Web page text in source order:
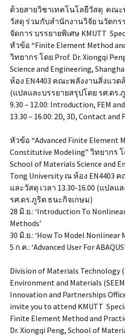
ด้วยสายวิชาเทคโนโลยีวัสดุ คณ
วัสดุ ร่วมกับสำนักงานวิจัย นวัตก
จัดการ บรรยายพิเศษ KMUTT
หัวข้อ “Finite Element Method
วิทยากร โดย Prof. Dr. Xiongqi
Science and Engineering,
ห้อง EN4403 คณะพลังงานสิ่งแวด
(แปลและบรรยายสรุปโดย รศ.ดร.
9.30 – 12.00: Introduction, FEM and
13.30 – 16.00: 2D, 3D, Contact
หัวข้อ “Advanced Finite Element
Constitutive Modeling” วิทยากร โ
School of Materials Science and
Tong University ณ ห้อง EN4403
และวัสดุ เวลา 13.30-16.00 (แปล
รศ.ดร.ภูริต ธนะกิจเกษม)
28 มิ.ย.: ‘Introduction To
Methods’
30 มิ.ย.: ‘How To Model Nonlinear
5 ก.ค.: ‘Advanced User For ABAQUS’
Division of Materials Technology
Environment and Materials
Innovation and Partnerships
invite you to attend KMUTT
Finite Element Method and
Dr. Xiongqi Peng, School of